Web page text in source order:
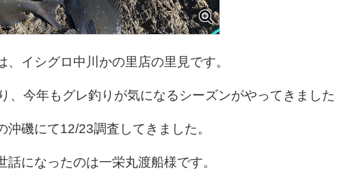
、イシグロ中川かの里店の里見です。
、今年もグレ釣りが気になるシーズンがやってきまし
沖磯にて12/23調査してきました。
話になったのは一栄丸渡船様です。